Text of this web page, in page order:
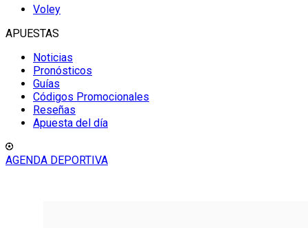
Voley
APUESTAS
Noticias
Pronósticos
Guías
Códigos Promocionales
Reseñas
Apuesta del día
AGENDA DEPORTIVA